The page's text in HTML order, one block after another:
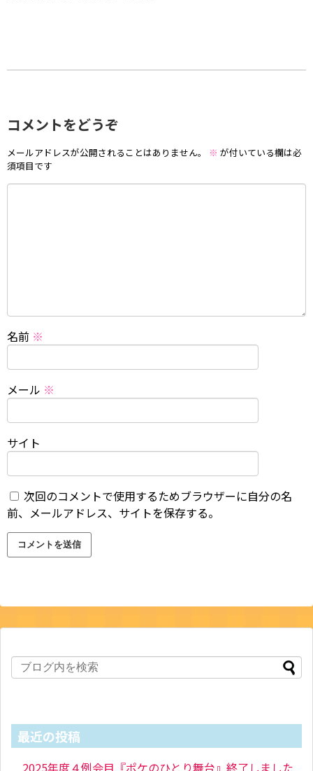
コメントをどうぞ
メールアドレスが公開されることはありません。 ※ が付いている欄は必
須項目です
名前 ※
メール ※
サイト
次回のコメントで使用するためブラウザーに自分の名
前、メールアドレス、サイトを保存する。
最近の投稿